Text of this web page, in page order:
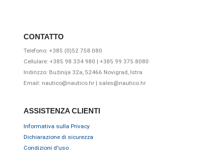
CONTATTO
Telefono: +385 (0)52 758 080
Cellulare: +385 98 334 980 | +385 99 375 8080
Indirizzo: Bužinija 32a, 52466 Novigrad, Istra
Email: nautico@nautico.hr | sales@nautico.hr
ASSISTENZA CLIENTI
Informativa sulla Privacy
Dichiarazione di sicurezza
Condizioni d'uso